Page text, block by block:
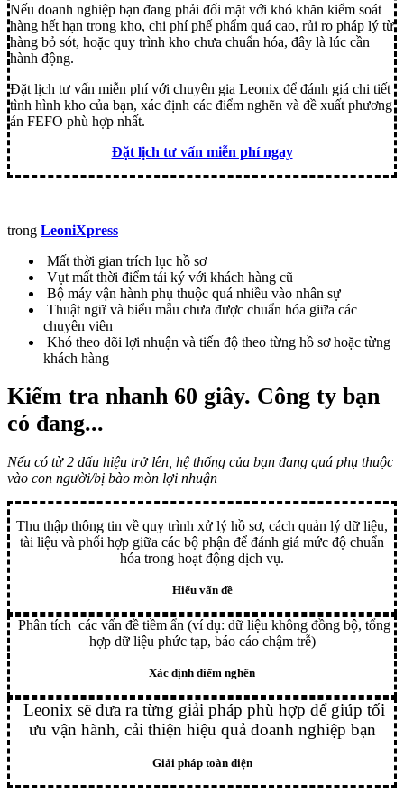
Nếu doanh nghiệp bạn đang phải đối mặt với khó khăn kiểm soát
hàng hết hạn trong kho, chi phí phế phẩm quá cao, rủi ro pháp lý từ
hàng bỏ sót, hoặc quy trình kho chưa chuẩn hóa, đây là lúc cần
hành động.
Đặt lịch tư vấn miễn phí với chuyên gia Leonix để đánh giá chi tiết
tình hình kho của bạn, xác định các điểm nghẽn và đề xuất phương
án FEFO phù hợp nhất.
Đặt lịch tư vấn miễn phí ngay
trong LeoniXpress
Mất thời gian trích lục hồ sơ
Vụt mất thời điểm tái ký với khách hàng cũ
Bộ máy vận hành phụ thuộc quá nhiều vào nhân sự
Thuật ngữ và biểu mẫu chưa được chuẩn hóa giữa các
chuyên viên
Khó theo dõi lợi nhuận và tiến độ theo từng hồ sơ hoặc từng
khách hàng
Kiểm tra nhanh 60 giây. Công ty bạn
có đang...
Nếu có từ 2 dấu hiệu trở lên, hệ thống của bạn đang quá phụ thuộc
vào con người/bị bào mòn lợi nhuận
Thu thập thông tin về quy trình xử lý hồ sơ, cách quản lý dữ liệu,
tài liệu và phối hợp giữa các bộ phận để đánh giá mức độ chuẩn
hóa trong hoạt động dịch vụ.
Hiểu vấn đề
Phân tích các vấn đề tiềm ẩn (ví dụ: dữ liệu không đồng bộ, tổng
hợp dữ liệu phức tạp, báo cáo chậm trễ)
Xác định điểm nghẽn
Leonix sẽ đưa ra từng giải pháp phù hợp để giúp tối
ưu vận hành, cải thiện hiệu quả doanh nghiệp bạn
Giải pháp toàn diện